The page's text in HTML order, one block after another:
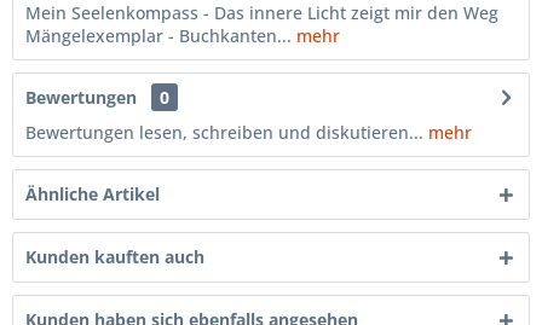
Mein Seelenkompass - Das innere Licht zeigt mir den Weg
Mängelexemplar - Buchkanten... mehr
Bewertungen
0
Bewertungen lesen, schreiben und diskutieren... mehr
Ähnliche Artikel
Kunden kauften auch
Kunden haben sich ebenfalls angesehen